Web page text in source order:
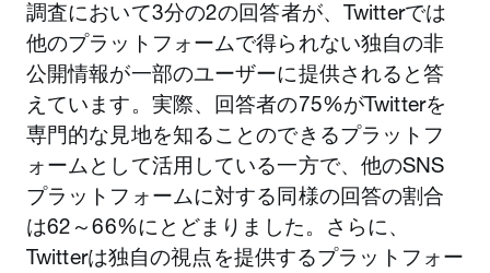
調査において3分の2の回答者が、Twitterでは
他のプラットフォームで得られない独自の非
公開情報が一部のユーザーに提供されると答
えています。実際、回答者の75%がTwitterを
専門的な見地を知ることのできるプラットフ
ォームとして活用している一方で、他のSNS
プラットフォームに対する同様の回答の割合
は62～66%にとどまりました。さらに、
Twitterは独自の視点を提供するプラットフォー